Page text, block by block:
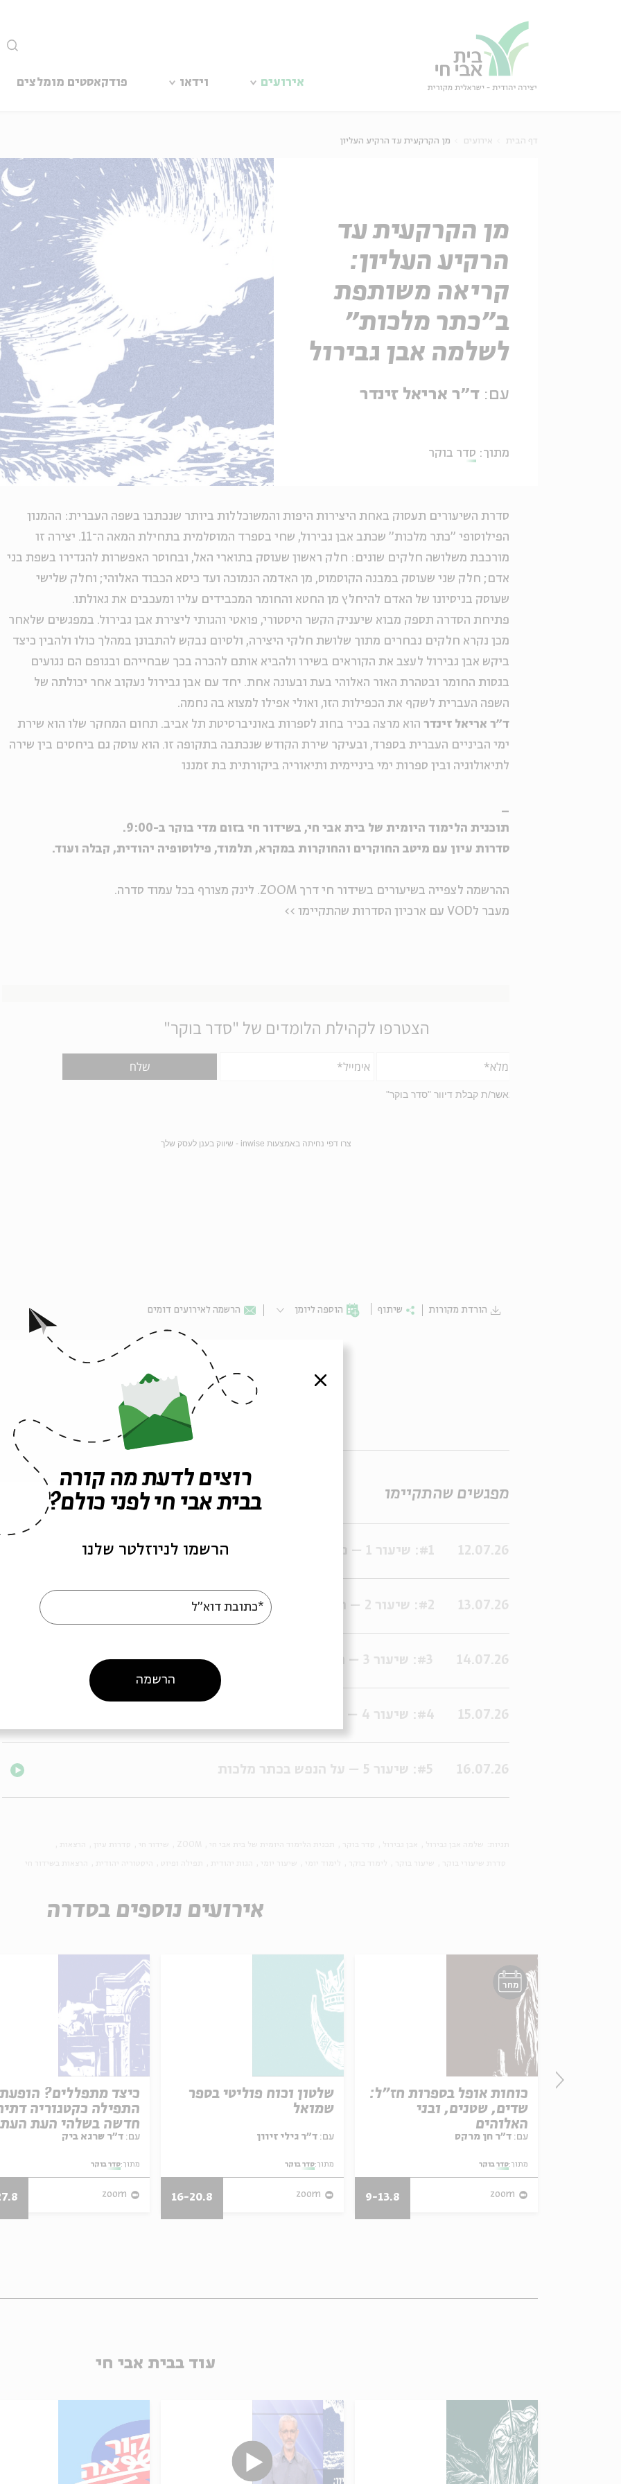
אירועים וידאו פודקאסטים מומלצים
דף הבית אירועים מן הקרקעית עד הרקיע העליון
מן הקרקעית עד
הרקיע העליון:
קריאה משותפת
ב"כתר מלכות"
לשלמה אבן גבירול
עם: ד"ר אריאל זינדר
מתוך: סדר בוקר
סדרת השיעורים תעסוק באחת היצירות היפות והמשוכללות ביותר שנכתבו בשפה העברית: ההמנון
הפילוסופי "כתר מלכות" שכתב אבן גבירול, שחי בספרד המוסלמית בתחילת המאה ה־11. יצירה זו
מורכבת משלושה חלקים שונים: חלק ראשון שעוסק בתוארי האל, ובחוסר האפשרות להגדירו בשפת בני
אדם; חלק שני שעוסק במבנה הקוסמוס, מן האדמה הנמוכה ועד כיסא הכבוד האלוהי; וחלק שלישי
שעוסק בניסיונו של האדם להיחלץ מן החטא והחומר המכבידים עליו ומעכבים את גאולתו.
פתיחת הסדרה תספק מבוא שיעניק הקשר היסטורי, פואטי והגותי ליצירת אבן גבירול. במפגשים שלאחר
מכן נקרא חלקים נבחרים מתוך שלושת חלקי היצירה, ולסיום נבקש להתבונן במהלך כולו ולהבין כיצד
ביקש אבן גבירול לעצב את הקוראים בשירו ולהביא אותם להכרה בכך שבחייהם ובגופם הם נגועים
בגסות החומר ובטהרת האור האלוהי בעת ובעונה אחת. יחד עם אבן גבירול נעקוב אחר יכולתה של
השפה העברית לשקף את הכפילות הזו, ואולי אפילו למצוא בה נחמה.
ד״ר אריאל זינדר הוא מרצה בכיר בחוג לספרות באוניברסיטת תל אביב. תחום המחקר שלו הוא שירת
ימי הביניים העברית בספרד, ובעיקר שירת הקודש שנכתבה בתקופה זו. הוא עוסק גם ביחסים בין שירה
לתיאולוגיה ובין ספרות ימי ביניימית ותיאוריה ביקורתית בת זמננו
_
תוכנית הלימוד היומית של בית אבי חי, בשידור חי בזום מדי בוקר ב-9:00.
סדרות עיון עם מיטב החוקרים והחוקרות במקרא, תלמוד, פילוסופיה יהודית, קבלה ועוד.
ההרשמה לצפייה בשיעורים בשידור חי דרך ZOOM. לינק מצורף בכל עמוד סדרה.
מעבר לVOD עם ארכיון הסדרות שהתקיימו >>
הורדת מקורות שיתוף הוספה ליומן הרשמה לאירועים דומים
סדרה של מפגשים
מפגשים שהתקיימו
12.07.26 #1: שיעור 1 – מבוא לכתר מלכות
13.07.26 #2: שיעור 2 – החטיבה הראשונה של כתר מלכות
14.07.26 #3: שיעור 3 – החטיבה השנייה של כתר מלכות
15.07.26 #4: שיעור 4 – החטיבה השלישית של כתר מלכות
16.07.26 #5: שיעור 5 – על הנפש בכתר מלכות
אירועים נוספים בסדרה
מחר
כוחות אופל בספרות חז"ל:
שדים, שטנים, ובני
האלוהים
עם:
מתוך:סדר בוקר
zoom
9-13.8
שלטון וכוח פוליטי בספר
שמואל
עם:
מתוך:סדר בוקר
zoom
16-20.8
כיצד מתפללים? הופעת
התפילה כקטגוריה
חדשה בשלהי העת
עם:
מתוך:סדר בוקר
zoom
עוד בבית אבי חי
סגור
רוצים לדעת מה קורה
בבית אבי חי לפני כולם?
הרשמו לניוזלטר שלנו
*כתובת דוא"ל
הרשמה